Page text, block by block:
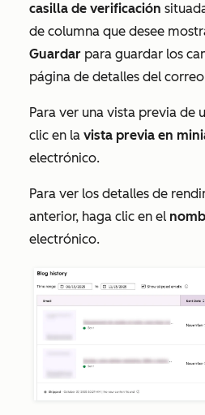
casilla de verificación
de columna que desee
Guardar para guardar los
página de detalles del
Para ver una vista previa de
clic en la vista previa en
electrónico.
Para ver los detalles de
anterior, haga clic en el
electrónico.